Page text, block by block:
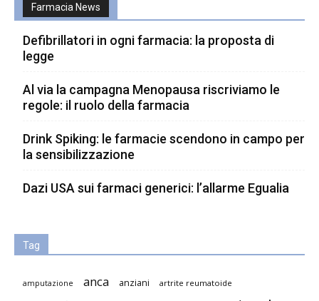
Farmacia News
Defibrillatori in ogni farmacia: la proposta di
legge
Al via la campagna Menopausa riscriviamo le
regole: il ruolo della farmacia
Drink Spiking: le farmacie scendono in campo per
la sensibilizzazione
Dazi USA sui farmaci generici: l’allarme Egualia
Tag
amputazione anca anziani artrite reumatoide